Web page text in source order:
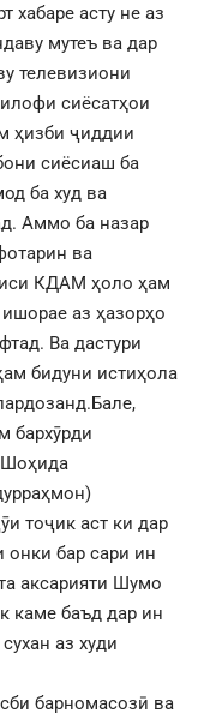
хабаре асту не аз
мутеъ ва дар
телевизиони
сиёсатҳои
ҳизби ҷиддии
сиёсиаш ба
ба худ ва
Аммо ба назар
ва
КДАМ ҳоло ҳам
аз ҳазорҳо
Ва дастури
бидуни истиҳола
бархӯрди
тоҷик аст ки дар
бар сари ин
аксарияти Шумо
каме баъд дар ин
аз худи
барномасозӣ ва